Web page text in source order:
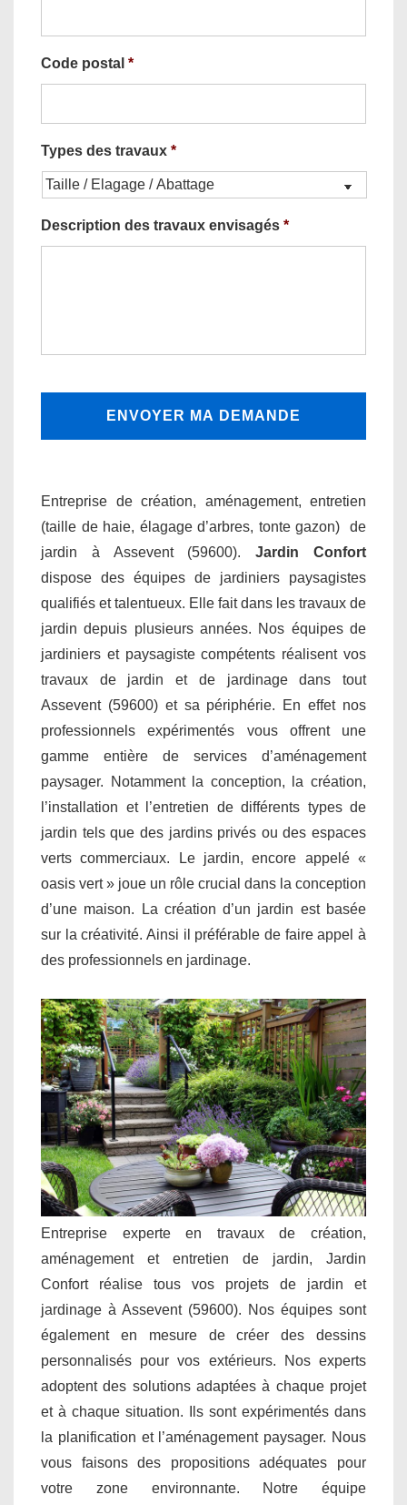
Code postal *
Types des travaux *
Description des travaux envisagés *
Entreprise de création, aménagement, entretien
(taille de haie, élagage d’arbres, tonte gazon) de
jardin à Assevent (59600).Jardin Confort
dispose des équipes de jardiniers paysagistes
qualifiés et talentueux. Elle fait dans les travaux de
jardin depuis plusieurs années. Nos équipes de
jardiniers et paysagiste compétents réalisent vos
travaux de jardin et de jardinage dans tout
Assevent (59600) et sa périphérie. En effet nos
professionnels expérimentés vous offrent une
gamme entière de services d’aménagement
paysager. Notamment la conception, la création,
l’installation et l’entretien de différents types de
jardin tels que des jardins privés ou des espaces
verts commerciaux. Le jardin, encore appelé «
oasis vert » joue un rôle crucial dans la conception
d’une maison. La création d’un jardin est basée
sur la créativité. Ainsi il préférable de faire appel à
des professionnels en jardinage.
Entreprise experte en travaux de création,
aménagement et entretien de jardin, Jardin
Confort réalise tous vos projets de jardin et
jardinage à Assevent (59600). Nos équipes sont
également en mesure de créer des dessins
personnalisés pour vos extérieurs. Nos experts
adoptent des solutions adaptées à chaque projet
et à chaque situation. Ils sont expérimentés dans
la planification et l’aménagement paysager. Nous
vous faisons des propositions adéquates pour
votre zone environnante. Notre équipe